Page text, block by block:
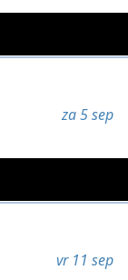
za 5 sep
vr 11 sep